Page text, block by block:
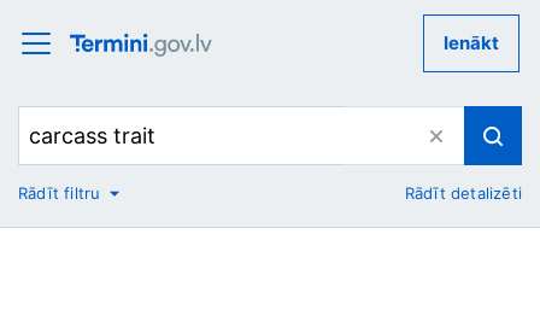
Ienākt
No
Rādīt filtru Rādīt detalizēti